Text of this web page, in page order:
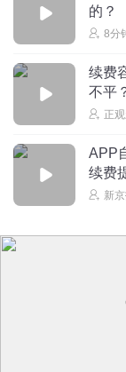
的？
8分
续费
不平
正
APP
续费
新